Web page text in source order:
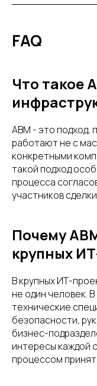
FAQ
Что такое
ABM - это подход,
работают не с
конкретными
такой подход
процесса
участников
Почему
крупных
В крупных ИТ-
не один человек.
технические
безопасности,
бизнес-
интересы каждой
процессом